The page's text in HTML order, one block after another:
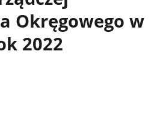
Okręgowego w
2022